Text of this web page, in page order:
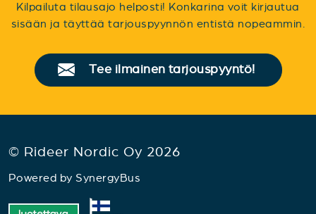
Kilpailuta tilausajo helposti! Konkarina voit kirjautua
sisään ja täyttää tarjouspyynnön entistä nopeammin.
Tee ilmainen tarjouspyyntö!
© Rideer Nordic Oy 2026
Powered by SynergyBus